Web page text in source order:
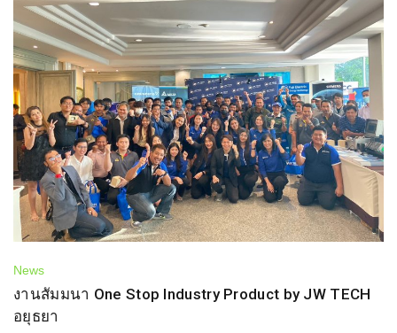
News
งานสัมมนา One Stop Industry Product by JW TECH
อยุธยา